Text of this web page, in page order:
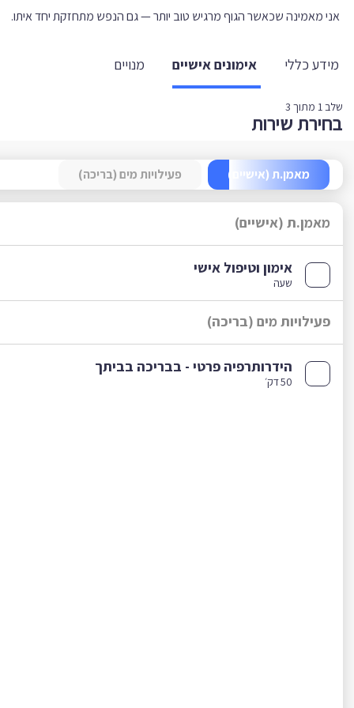
אני מאמינה שכאשר הגוף מרגיש טוב יותר — גם הנפש מתחזקת יחד איתו.
מידע כללי אימונים אישיים מנויים
שלב 1 מתוך 3
בחירת שירות
מאמן.ת (אישיים) פעילויות מים (בריכה)
מאמן.ת (אישיים)
אימון וטיפול אישי
שעה
פעילויות מים (בריכה)
הידרותרפיה פרטי - בבריכה בביתך
50 דק׳